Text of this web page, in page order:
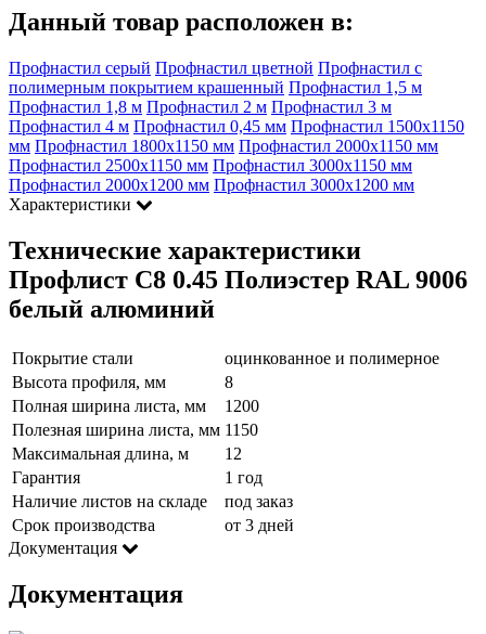
Данный товар расположен в:
Профнастил серый Профнастил цветной Профнастил с
полимерным покрытием крашенный Профнастил 1,5 м
Профнастил 1,8 м Профнастил 2 м Профнастил 3 м
Профнастил 4 м Профнастил 0,45 мм Профнастил 1500х1150
мм Профнастил 1800х1150 мм Профнастил 2000х1150 мм
Профнастил 2500х1150 мм Профнастил 3000х1150 мм
Профнастил 2000х1200 мм Профнастил 3000х1200 мм
Характеристики
Технические характеристики
Профлист С8 0.45 Полиэстер RAL 9006
белый алюминий
Покрытие стали
оцинкованное и полимерное
Высота профиля, мм
8
Полная ширина листа, мм
1200
Полезная ширина листа, мм 1150
Максимальная длина, м
12
Гарантия
1 год
Наличие листов на складе
под заказ
Срок производства
от 3 дней
Документация
Документация